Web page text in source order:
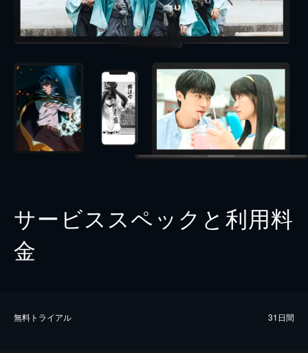
サービススペックと利用料
金
無料トライアル 31日間